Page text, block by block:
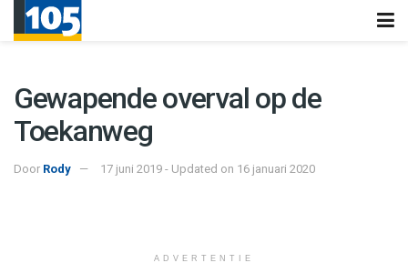
Gewapende overval op de
Toekanweg
Door Rody 17 juni 2019 - Updated on 16 januari 2020
ADVERTENTIE